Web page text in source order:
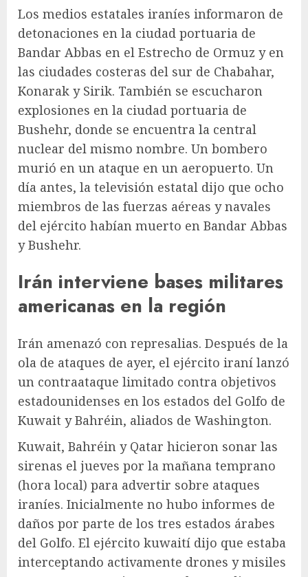
Los medios estatales iraníes informaron de
detonaciones en la ciudad portuaria de
Bandar Abbas en el Estrecho de Ormuz y en
las ciudades costeras del sur de Chabahar,
Konarak y Sirik. También se escucharon
explosiones en la ciudad portuaria de
Bushehr, donde se encuentra la central
nuclear del mismo nombre. Un bombero
murió en un ataque en un aeropuerto. Un
día antes, la televisión estatal dijo que ocho
miembros de las fuerzas aéreas y navales
del ejército habían muerto en Bandar Abbas
y Bushehr.
Irán interviene bases militares
americanas en la región
Irán amenazó con represalias. Después de la
ola de ataques de ayer, el ejército iraní lanzó
un contraataque limitado contra objetivos
estadounidenses en los estados del Golfo de
Kuwait y Bahréin, aliados de Washington.
Kuwait, Bahréin y Qatar hicieron sonar las
sirenas el jueves por la mañana temprano
(hora local) para advertir sobre ataques
iraníes. Inicialmente no hubo informes de
daños por parte de los tres estados árabes
del Golfo. El ejército kuwaití dijo que estaba
interceptando activamente drones y misiles